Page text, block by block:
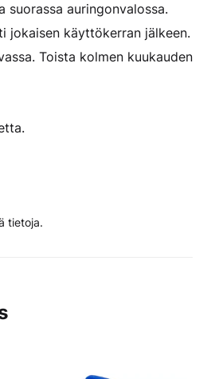
suorassa auringonvalossa.
jokaisen käyttökerran jälkeen.
Toista kolmen kuukauden
tietoja.